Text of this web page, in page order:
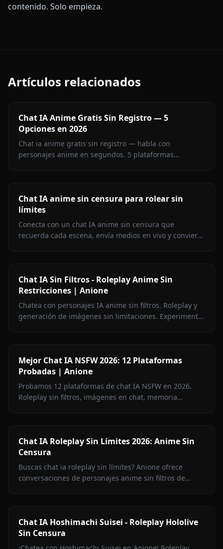
contenido. Solo empieza.
Artículos relacionados
Chat IA Anime Gratis Sin Registro — 5
Opciones en 2026
Chat ia anime gratis sin registro — habla con
personajes anime en segundos. 5 plataformas
Chat IA anime sin censura para rolear sin
límites
Conecta con un chat IA anime sin censura que
recuerda cada escena, envía medios en vivo y convierte
Chat IA Sin Filtros - Roleplay Anime Sin
Restricciones | Anione
Chatea con personajes IA anime sin filtros. Roleplay y
generación de imágenes sin limitaciones. Experimenta
Mejor Chat IA NSFW 2026: 12 Plataformas
Probadas | Anione
Probamos 12 plataformas de chat IA NSFW en 2026.
Roleplay sin filtros, imágenes en chat, memoria
Chat IA Roleplay Sin Límites 2026: Anime Sin
Censura
Buscas chat ia roleplay sin límites? Anione ofrece
conversaciones de personajes anime sin filtros de
Chat IA Hoshimachi Suisei - Roleplay Hololive
Sin Censura